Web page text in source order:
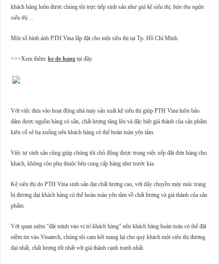
khách hàng luôn được chúng tôi trực tiếp sinh sản nhưgiá kệ siêu thị,bàn thu ngân
siêu thị…
Một số hình ảnh PTH Vina lắp đặt cho một siêu thị tại Tp. Hồ Chí Minh.
>>>Xem thêm:ke de hang tại đây.
Với việc đưa vào hoạt động nhà máy sản xuất kệ siêu thị giúp PTH Vina luôn bảo
đảm được nguồn hàng có sẵn, chất lượng tăng lên và đặc biệt giá thành của sản phẩm
kiên cố sẽ hạ xuống nên khách hàng có thể hoàn toàn yên tâm.
Việc tự sinh sản cũng giúp chúng tôi chủ động được trong việc xếp đặt đơn hàng cho
khách, không còn phụ thuộc bên cung cấp hàng như trước kia.
Kệ siêu thị do PTH Vina sinh sản đạt chất lượng cao, với dây chuyền máy móc trang
bị đương đại khách hàng có thể hoàn toàn yên tâm về chất lượng và giá thành của sản
phẩm.
Với quan niệm "đặt mình vào vị trí khách hàng" nên khách hàng hoàn toàn có thể đặt
niềm tin vào Vinatech, chúng tôi cam kết mang lại cho quý khách một siêu thị đương
đại nhất, chất lượng tốt nhất với giá thành cạnh tranh nhất.